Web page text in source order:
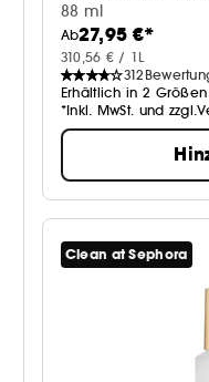
88 ml
Ab27,95 €*
310,56 € / 1L
312
Erhältlich in 2 Größen
*Inkl. MwSt. und
Clean at Sephora